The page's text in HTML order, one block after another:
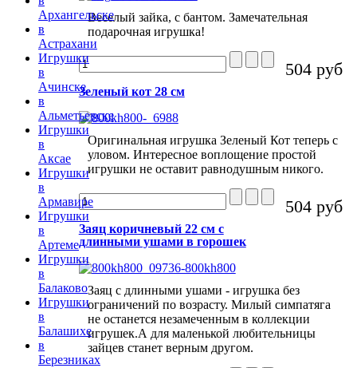
Веселый зайка, с бантом. Замечательная
подарочная игрушка!
504 руб
Зеленый кот 28 см
Оригинальная игрушка Зеленый Кот теперь с
уловом. Интересное воплощение простой
игрушки не оставит равнодушным никого.
504 руб
Заяц коричневый 22 см с
длинными ушами в горошек
Заяц с длинными ушами - игрушка без
ограничений по возрасту. Милый симпатяга
не останется незамеченным в коллекции
игрушек.А для маленькой любительницы
зайцев станет верным другом.
Архангельске
в
Астрахани
Игрушки
в
Ачинске
в
Альметьевске
Игрушки
в
Аксае
Игрушки
в
Армавире
Игрушки
в
Артеме
Игрушки
в
Балаково
Игрушки
в
Балашихе
в
Березниках